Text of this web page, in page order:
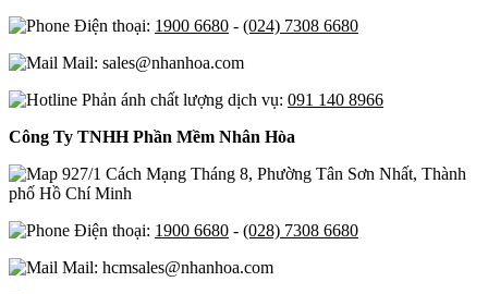
Điện thoại: 1900 6680 - (024) 7308 6680
Mail: sales@nhanhoa.com
Phản ánh chất lượng dịch vụ: 091 140 8966
Công Ty TNHH Phần Mềm Nhân Hòa
927/1 Cách Mạng Tháng 8, Phường Tân Sơn Nhất, Thành
phố Hồ Chí Minh
Điện thoại: 1900 6680 - (028) 7308 6680
Mail: hcmsales@nhanhoa.com